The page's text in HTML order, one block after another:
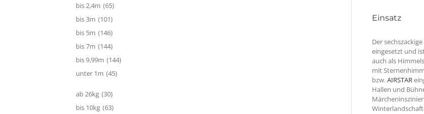
Einsatz
Der sechszackige
eingesetzt und
auch als
mit
bzw.AIRSTAR
Hallen und
bis 2,4m (65)
bis 3m (101)
bis 5m (146)
bis 7m (144)
bis 9,99m (144)
unter 1m (45)
ab 26kg (30)
bis 10kg (63)